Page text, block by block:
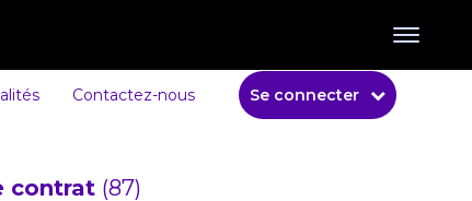
Contactez-nous Se connecter
contrat (87)